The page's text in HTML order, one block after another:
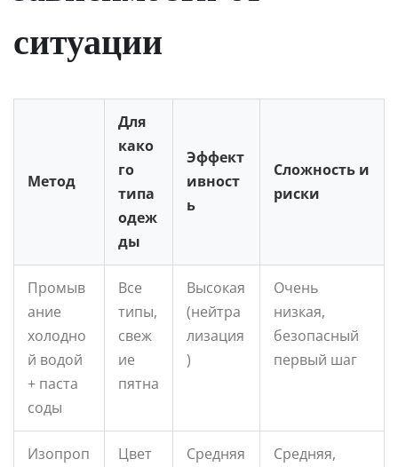
ситуации
Метод
Для
како
го
типа
одеж
ды
Эффект
ивност
ь
Сложность и
риски
Промыв
ание
холодно
й водой
+ паста
соды
Все
типы,
свеж
ие
пятна
Высокая
(нейтра
лизация
)
Очень
низкая,
безопасный
первый шаг
Изопроп
Цвет
Средняя
Средняя,